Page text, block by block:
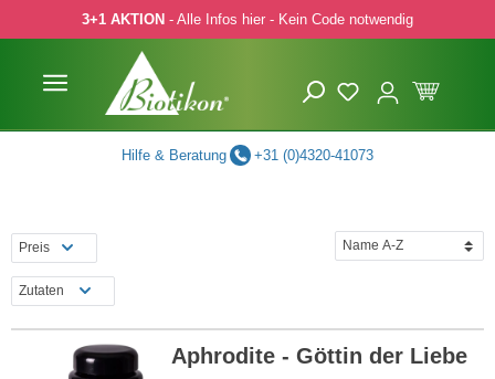
Hauptinhalt springen
Zur Suche springen
Zur Hauptnavigation springen
3+1 AKTION - Alle Infos hier - Kein Code notwendig
Hilfe & Beratung +31 (0)4320-41073
Preis
Zutaten
Aphrodite - Göttin der Liebe